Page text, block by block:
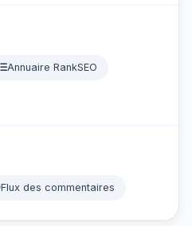
Annuaire RankSEO
Flux des commentaires